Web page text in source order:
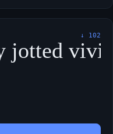
↓ 102